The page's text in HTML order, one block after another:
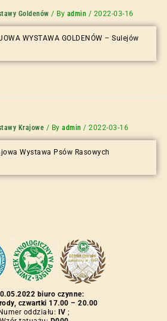
Goldenów / By admin / 2022-03-16
WYSTAWA GOLDENÓW – Sulejów
Krajowe / Byadmin /2022-03-16
Wystawa Psów Rasowych
biuro czynne:
czwartki 17.00 – 20.00
oddziału: IV ;